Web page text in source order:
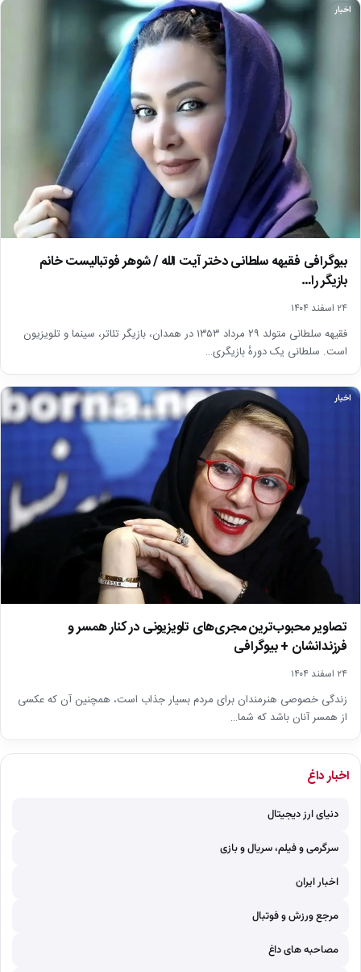
اخبار
بیوگرافی فقیهه سلطانی دختر آیت الله / شوهر فوتبالیست خانم
بازیگر را…
۲۴ اسفند ۱۴۰۴
فقیهه سلطانی متولد ۲۹ مرداد ۱۳۵۳ در همدان، بازیگر تئاتر، سینما و تلویزیون
است. سلطانی یک دورهٔ بازیگری…
اخبار
تصاویر محبوب‌ترین مجری‌های تلویزیونی در کنار همسر و
فرزندانشان + بیوگرافی
۲۴ اسفند ۱۴۰۴
زندگی خصوصی هنرمندان برای مردم بسیار جذاب است، همچنین آن که عکسی
از همسر آنان باشد که شما…
اخبار داغ
دنیای ارز دیجیتال
سرگرمی و فیلم، سریال و بازی
اخبار ایران
مرجع ورزش و فوتبال
مصاحبه های داغ